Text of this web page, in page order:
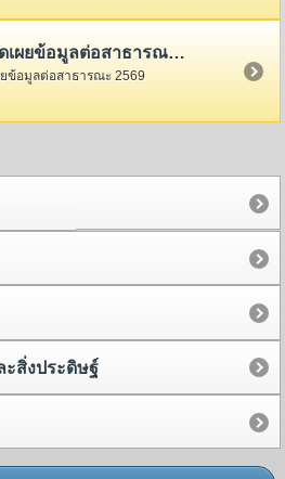
ผยข้อมูลต่อสาธารณะ 2569
ยข้อมูลต่อสาธารณะ 2569
สิ่งประดิษฐ์